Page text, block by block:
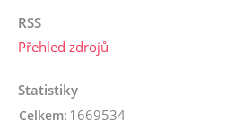
RSS
Přehled zdrojů
Statistiky
Celkem: 1669534